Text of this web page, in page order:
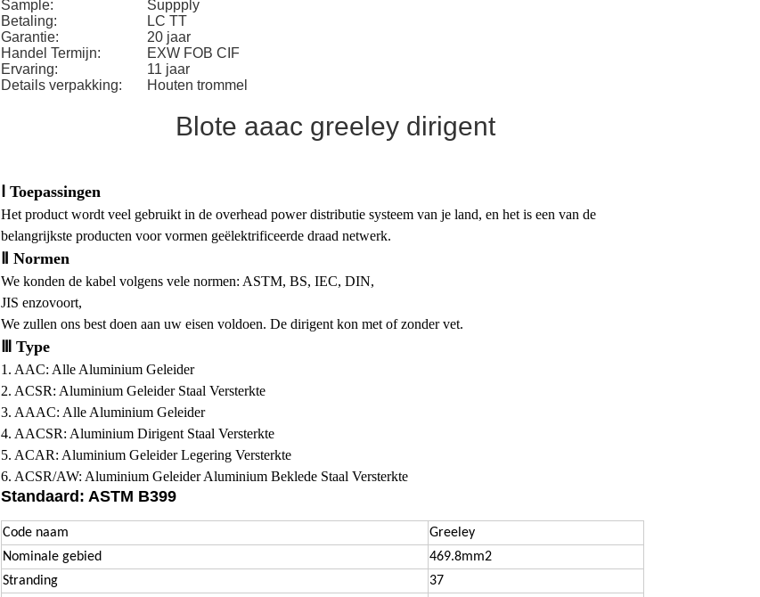
Sample:
Suppply
Betaling:
LC TT
Garantie:
20 jaar
Handel Termijn:
EXW FOB CIF
Ervaring:
11 jaar
Details verpakking:
Houten trommel
Blote aaac greeley dirigent
Ⅰ Toepassingen
Het product wordt veel gebruikt in de overhead power distributie systeem van je land, en het is een van de
belangrijkste producten voor vormen geëlektrificeerde draad netwerk.
Ⅱ Normen
We konden de kabel volgens vele normen: ASTM, BS, IEC, DIN,
JIS enzovoort,
We zullen ons best doen aan uw eisen voldoen. De dirigent kon met of zonder vet.
Ⅲ Type
1. AAC: Alle Aluminium Geleider
2. ACSR: Aluminium Geleider Staal Versterkte
3. AAAC: Alle Aluminium Geleider
4. AACSR: Aluminium Dirigent Staal Versterkte
5. ACAR: Aluminium Geleider Legering Versterkte
6. ACSR/AW: Aluminium Geleider Aluminium Beklede Staal Versterkte
Standaard: ASTM B399
Code naam
Greeley
Nominale gebied
469.8mm2
Stranding
37